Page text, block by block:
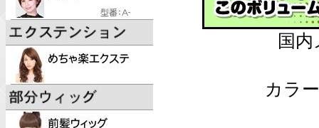
国
カラ